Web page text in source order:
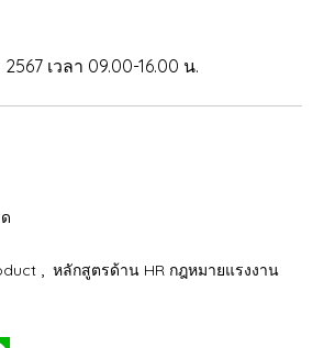
เวลา 09.00-16.00 น.
, หลักสูตรด้าน HR กฎหมายแรงงาน